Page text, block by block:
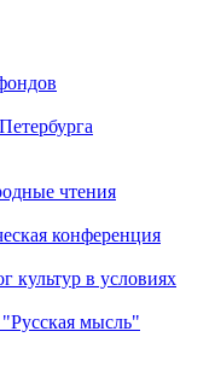
чтения
конференция
культур в условиях
мысль"